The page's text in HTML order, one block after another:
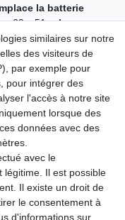
la batterie
69 x 51 x 4 mm.
longs
ce type de batterie !
grande longévité
cités plus haut
compatible avec
similaires sur notre
des visiteurs de
par exemple pour
pour intégrer des
l'accès à notre site
lorsque des
données avec des
avec le
légitime. Il est possible
Il existe un droit de
le consentement à
d'informations sur